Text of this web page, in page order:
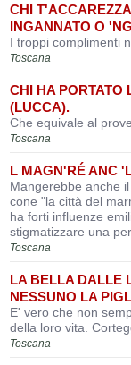
CHI
INGANNATO O
I troppi complimenti
Toscana
CHI HA PORTATO
(LUCCA).
Che equivale al
Toscana
L MAGN'RÉ ANC
Mangerebbe anche
cone "la città del
ha forti influenze
stigmatizzare una
Toscana
LA BELLA DALLE
NESSUNO LA
E' vero che non
della loro vita.
Toscana